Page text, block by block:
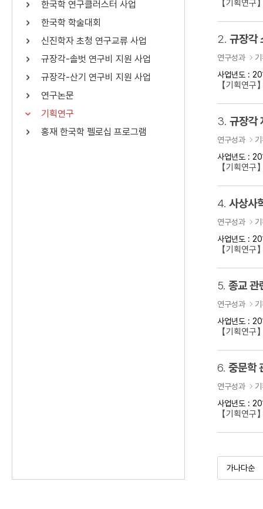
AND
OR 정조 OR 정약용 “정조” 또는 “
료를 검색
한국학 연구클러스터 사업
한국학 학술대회
신진학자 초청 연구교류 사업
규장각-솔벗 연구비 지원 사업
규장각-산기 연구비 지원 사업
연구논문
기획연구
홍재 한국학 펠로십 프로그램
【기획
2. 규장각
연구성과
사업년도 :
【기획
3. 규장각
연구성과
사업년도 :
【기획연
4. 사상사
연구성과
사업년도 :
【기획연
5. 종교 관
연구성과
사업년도 :
【기획연
6. 중문학
연구성과
사업년도 :
【기획